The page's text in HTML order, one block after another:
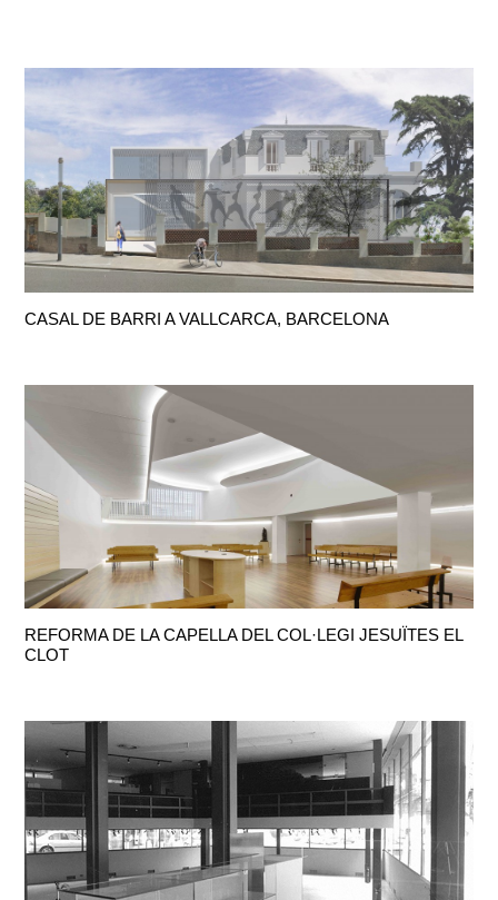
CASAL DE BARRI A VALLCARCA, BARCELONA
REFORMA DE LA CAPELLA DEL COL·LEGI JESUÏTES EL
CLOT